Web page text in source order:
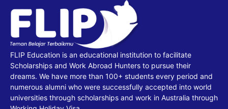
FLIP Education is an educational institution to facilitate
Scholarships and Work Abroad Hunters to pursue their
dreams. We have more than 100+ students every period and
numerous alumni who were successfully accepted into world
universities through scholarships and work in Australia through